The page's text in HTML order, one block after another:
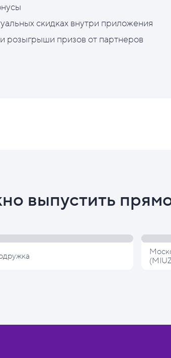
скидках внутри приложения
розыгрыши призов от партнеров
выпустить